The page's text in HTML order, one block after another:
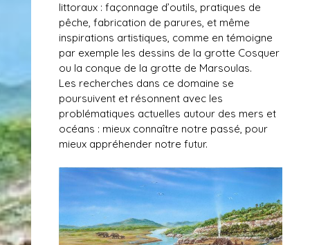
littoraux : façonnage d’outils, pratiques de
pêche, fabrication de parures, et même
inspirations artistiques, comme en témoigne
par exemple les dessins de la grotte Cosquer
ou la conque de la grotte de Marsoulas.
Les recherches dans ce domaine se
poursuivent et résonnent avec les
problématiques actuelles autour des mers et
océans : mieux connaître notre passé, pour
mieux appréhender notre futur.